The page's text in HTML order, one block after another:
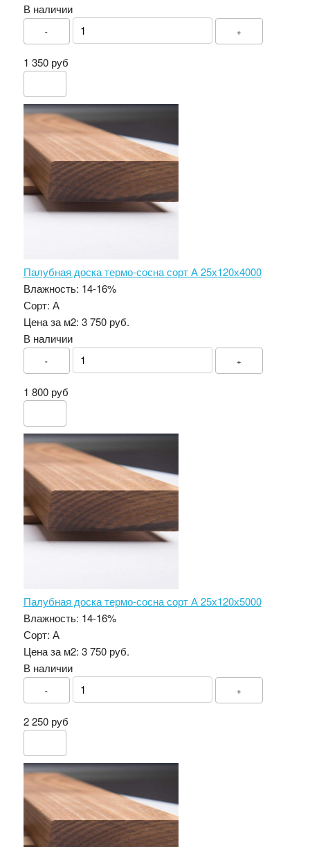
В наличии
- +
1 350 руб
Палубная доска термо-сосна сорт А 25х120х4000
Влажность: 14-16%
Сорт: А
Цена за м2: 3 750 руб.
В наличии
- +
1 800 руб
Палубная доска термо-сосна сорт А 25х120х5000
Влажность: 14-16%
Сорт: А
Цена за м2: 3 750 руб.
В наличии
- +
2 250 руб